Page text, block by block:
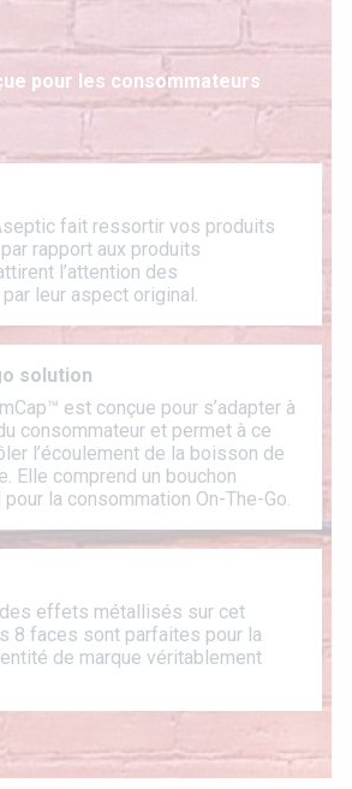
pour les consommateurs
fait ressortir vos produits
rapport aux produits
l’attention des
leur aspect original.
solution
est conçue pour s’adapter à
consommateur et permet à ce
l’écoulement de la boisson de
Elle comprend un bouchon
la consommation On-The-Go.
effets métallisés sur cet
8 faces sont parfaites pour la
de marque véritablement